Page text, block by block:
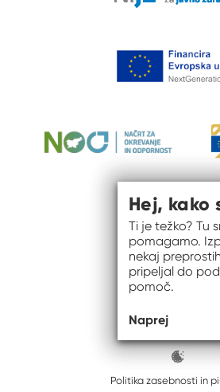
ISSN spletišča: 2820-
Politika zasebnosti in
Hej, kako
Ti je težko? Tu
pomagamo.
nekaj
pripeljal do
pomoč.
Naprej